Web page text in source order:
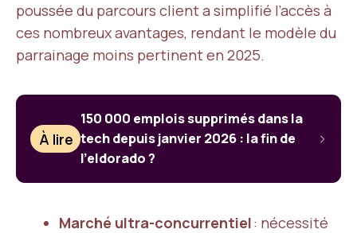
poussée du parcours client a simplifié l’accès à
ces nombreux avantages, rendant le modèle du
parrainage moins pertinent en 2025.
À lire
150 000 emplois supprimés dans la
tech depuis janvier 2026 : la fin de
l’eldorado ?
Marché ultra-concurrentiel: nécessité